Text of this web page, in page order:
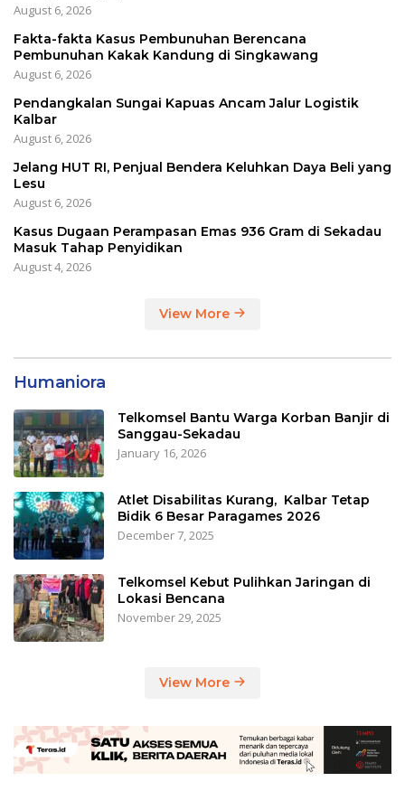
August 6, 2026
Fakta-fakta Kasus Pembunuhan Berencana
Pembunuhan Kakak Kandung di Singkawang
August 6, 2026
Pendangkalan Sungai Kapuas Ancam Jalur Logistik
Kalbar
August 6, 2026
Jelang HUT RI, Penjual Bendera Keluhkan Daya Beli yang
Lesu
August 6, 2026
Kasus Dugaan Perampasan Emas 936 Gram di Sekadau
Masuk Tahap Penyidikan
August 4, 2026
View More
Humaniora
Telkomsel Bantu Warga Korban Banjir di
Sanggau-Sekadau
January 16, 2026
Atlet Disabilitas Kurang, Kalbar Tetap
Bidik 6 Besar Paragames 2026
December 7, 2025
Telkomsel Kebut Pulihkan Jaringan di
Lokasi Bencana
November 29, 2025
View More